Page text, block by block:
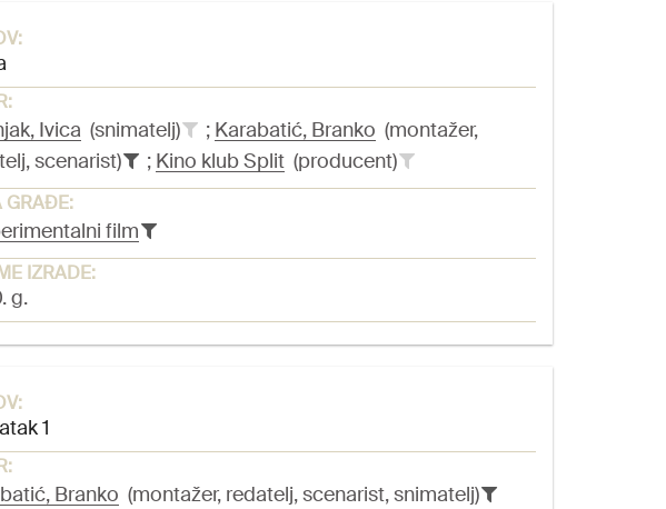
Ivica (snimatelj) ; Karabatić, Branko (montažer,
scenarist)
; Kino klub Split(producent)
GRAĐE:
film
IZRADE:
g.
1
Branko (montažer, redatelj, scenarist, snimatelj)